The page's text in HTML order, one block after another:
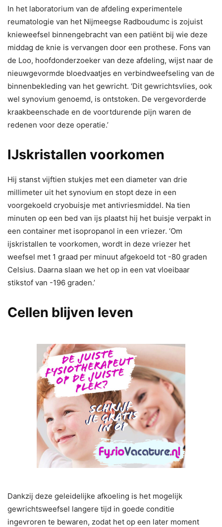
In het laboratorium van de afdeling experimentele
reumatologie van het Nijmeegse Radboudumc is zojuist
knieweefsel binnengebracht van een patiënt bij wie deze
middag de knie is vervangen door een prothese. Fons van
de Loo, hoofdonderzoeker van deze afdeling, wijst naar de
nieuwgevormde bloedvaatjes en verbindweefseling van de
binnenbekleding van het gewricht. ‘Dit gewrichtsvlies, ook
wel synovium genoemd, is ontstoken. De vergevorderde
kraakbeenschade en de voortdurende pijn waren de
redenen voor deze operatie.’
IJskristallen voorkomen
Hij stanst vijftien stukjes met een diameter van drie
millimeter uit het synovium en stopt deze in een
voorgekoeld cryobuisje met antivriesmiddel. Na tien
minuten op een bed van ijs plaatst hij het buisje verpakt in
een container met isopropanol in een vriezer. ‘Om
ijskristallen te voorkomen, wordt in deze vriezer het
weefsel met 1 graad per minuut afgekoeld tot -80 graden
Celsius. Daarna slaan we het op in een vat vloeibaar
stikstof van -196 graden.’
Cellen blijven leven
Dankzij deze geleidelijke afkoeling is het mogelijk
gewrichtsweefsel langere tijd in goede conditie
ingevroren te bewaren, zodat het op een later moment